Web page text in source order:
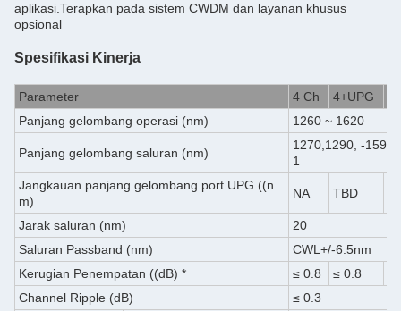
aplikasi.Terapkan pada sistem CWDM dan layanan khusus
opsional
Spesifikasi Kinerja
Parameter 4 Ch 4+UPG
Panjang gelombang operasi (nm)
1260 ~ 1620
Panjang gelombang saluran (nm)
1270,1290, -
1
Jangkauan panjang gelombang port UPG ((n
m)
NA TBD
Jarak saluran (nm)
20
Saluran Passband (nm)
CWL+/-6.5nm
Kerugian Penempatan ((dB) *
≤ 0.8 ≤ 0.8
Channel Ripple (dB)
≤ 0.3